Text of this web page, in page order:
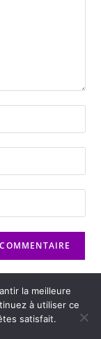
la meilleure
à utiliser ce
satisfait.